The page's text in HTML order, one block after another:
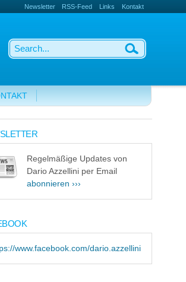
Newsletter RSS-Feed Links Kontakt
Regelmäßige Updates von
Dario Azzellini per Email
abonnieren ›››
www.facebook.com/dario.azzellini